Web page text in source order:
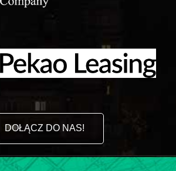
DOŁĄCZ DO NAS!